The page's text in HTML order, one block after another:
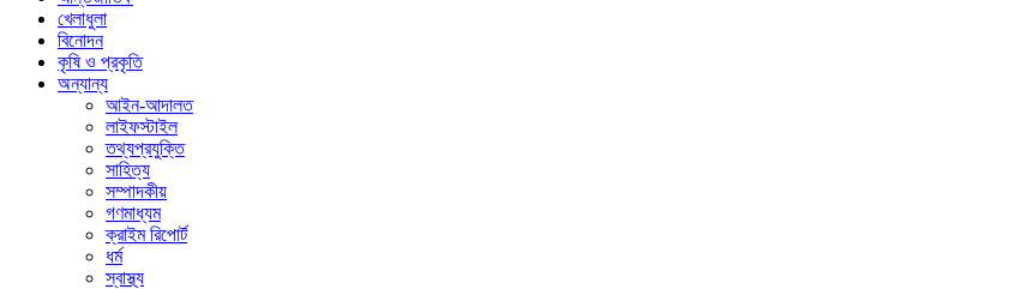
খেলাধুলা
বিনোদন
কৃষি ও প্রকৃতি
অন্যান্য
আইন-আদালত
লাইফস্টাইল
তথ্যপ্রযুক্তি
সাহিত্য
সম্পাদকীয়
গণমাধ্যম
ক্রাইম রিপোর্ট
ধর্ম
স্বাস্থ্য